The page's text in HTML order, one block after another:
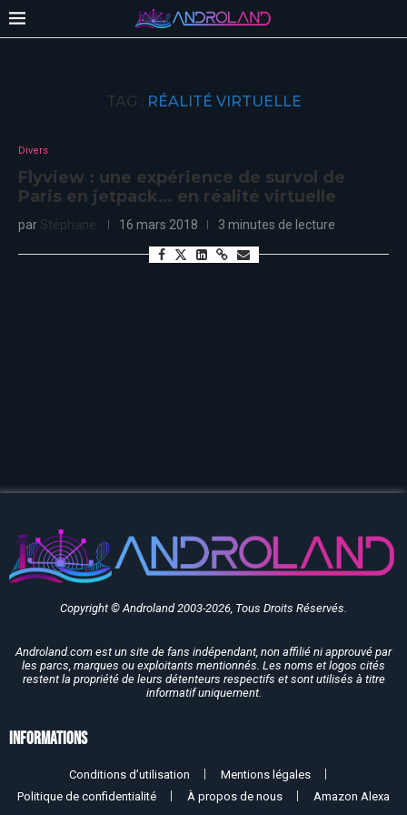
TAG : RÉALITÉ VIRTUELLE
Divers
Flyview : une expérience de survol de
Paris en jetpack… en réalité virtuelle
par Stéphane 16 mars 2018 3 minutes de lecture
Copyright © Androland 2003-2026, Tous Droits Réservés.
Androland.com est un site de fans indépendant, non affilié ni approuvé par
les parcs, marques ou exploitants mentionnés. Les noms et logos cités
restent la propriété de leurs détenteurs respectifs et sont utilisés à titre
informatif uniquement.
Informations
Conditions d’utilisation
Mentions légales
Politique de confidentialité
À propos de nous Amazon Alexa